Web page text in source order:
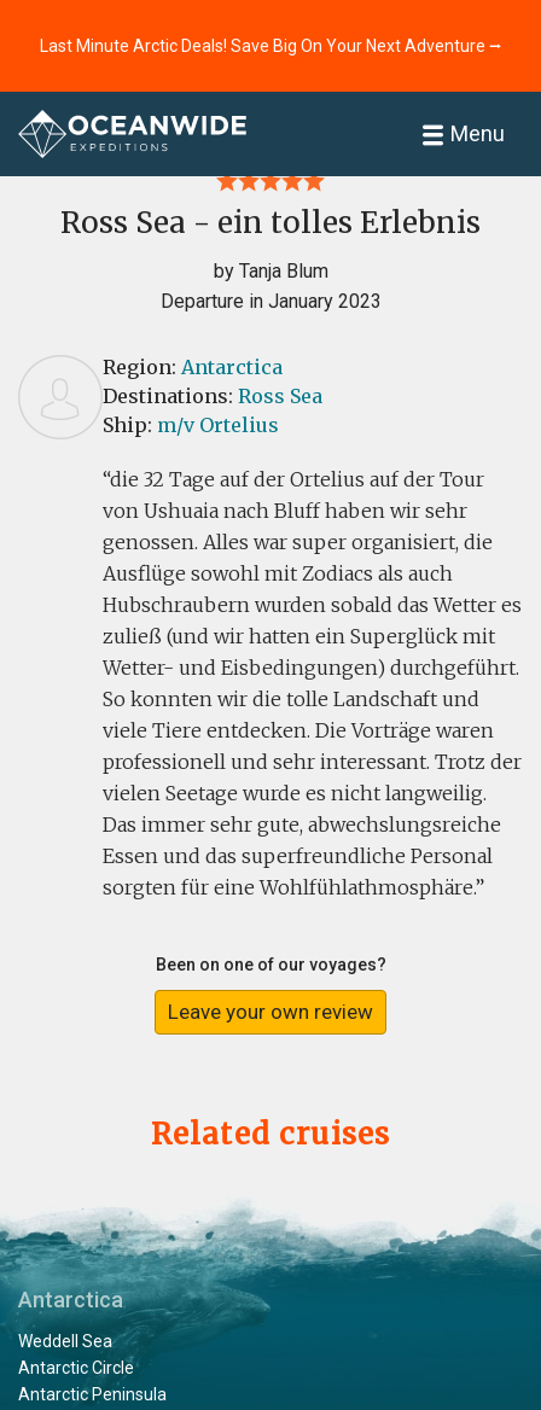
Last Minute Arctic Deals! Save Big On Your Next Adventure ⭢
Menu
Home
Ross Sea - ein tolles Erlebnis
by Tanja Blum
Departure in January 2023
Region: Antarctica
Destinations: Ross Sea
Ship: m/v Ortelius
die 32 Tage auf der Ortelius auf der Tour
von Ushuaia nach Bluff haben wir sehr
genossen. Alles war super organisiert, die
Ausflüge sowohl mit Zodiacs als auch
Hubschraubern wurden sobald das Wetter es
zuließ (und wir hatten ein Superglück mit
Wetter- und Eisbedingungen) durchgeführt.
So konnten wir die tolle Landschaft und
viele Tiere entdecken. Die Vorträge waren
professionell und sehr interessant. Trotz der
vielen Seetage wurde es nicht langweilig.
Das immer sehr gute, abwechslungsreiche
Essen und das superfreundliche Personal
sorgten für eine Wohlfühlathmosphäre.
Been on one of our voyages?
Leave your own review
Related cruises
Antarctica
Weddell Sea
Antarctic Circle
Antarctic Peninsula